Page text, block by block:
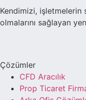
Kendimizi, işletmelerin
olmalarını sağlayan
Çözümler
CFD Aracılık
Prop Ticaret